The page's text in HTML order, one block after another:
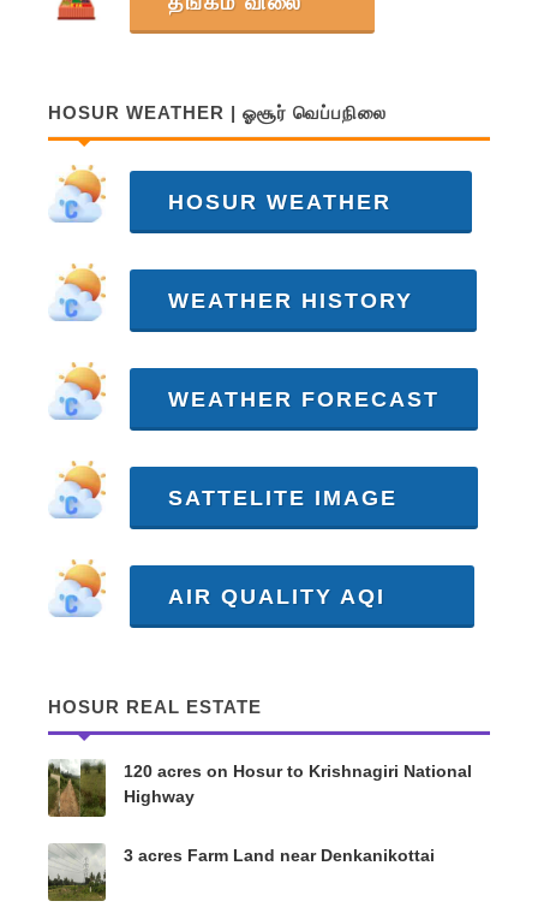
HOSUR WEATHER | ஓசூர் வெப்பநிலை
HOSUR WEATHER
WEATHER HISTORY
WEATHER FORECAST
SATTELITE IMAGE
AIR QUALITY AQI
HOSUR REAL ESTATE
120 acres on Hosur to Krishnagiri National
Highway
3 acres Farm Land near Denkanikottai